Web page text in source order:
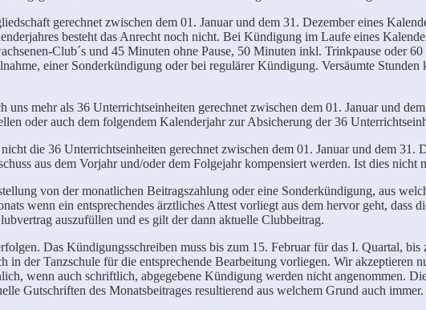
gerechnet zwischen dem 01. Januar und dem 31. Dezember eines
besteht das Anrecht noch nicht. Bei Kündigung im Laufe eines
Club´s und 45 Minuten ohne Pause, 50 Minuten inkl. Trinkpause oder
einer Sonderkündigung oder bei regulärer Kündigung. Versäumte
uns mehr als 36 Unterrichtseinheiten gerechnet zwischen dem 01. Januar und
oder auch dem folgendem Kalenderjahr zur Absicherung der 36
die 36 Unterrichtseinheiten gerechnet zwischen dem 01. Januar und dem 31.
aus dem Vorjahr und/oder dem Folgejahr kompensiert werden. Ist dies
von der monatlichen Beitragszahlung oder eine Sonderkündigung, aus
wenn ein entsprechendes ärztliches Attest vorliegt aus dem hervor geht,
auszufüllen und es gilt der dann aktuelle Clubbeitrag.
Das Kündigungsschreiben muss bis zum 15. Februar für das I. Quartal,
der Tanzschule für die entsprechende Bearbeitung vorliegen. Wir akzeptieren
wenn auch schriftlich, abgegebene Kündigung werden nicht angenommen.
Gutschriften des Monatsbeitrages resultierend aus welchem Grund auch immer.